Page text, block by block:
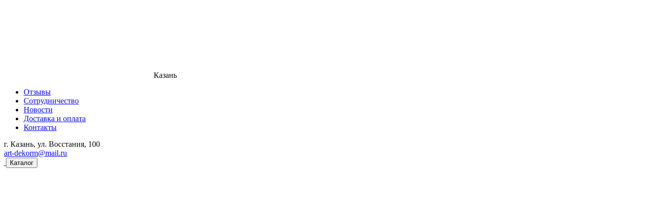
Казань
Отзывы
Сотрудничество
Новости
Доставка и оплата
Контакты
г. Казань, ул. Восстания, 100
art-dekorm@mail.ru
Каталог